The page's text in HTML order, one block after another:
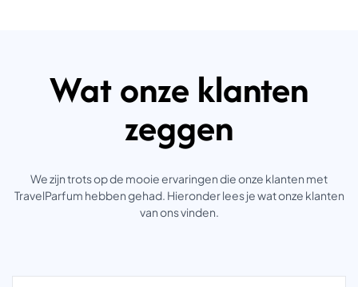
Wat onze klanten
zeggen
We zijn trots op de mooie ervaringen die onze klanten met
TravelParfum hebben gehad. Hieronder lees je wat onze klanten
van ons vinden.